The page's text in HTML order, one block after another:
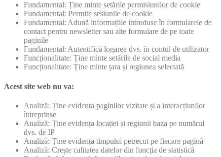
Fundamental: Ține minte setările permisiunilor de cookie
Fundamental: Permite sesiunile de cookie
Fundamental: Adună informațiile introduse în formularele de
contact pentru newsletter sau alte formulare de pe toate
paginile
Fundamental: Autentifică logarea dvs. în contul de utilizator
Funcționalitate: Ține minte setările de social media
Funcționalitate: Ține minte țara și regiunea selectată
Acest site web nu va:
Analiză: Ține evidența paginilor vizitate și a interacțiunilor
întreprinse
Analiză: Ține evidența locației și regiunii baza pe numărul
dvs. de IP
Analiză: Ține evidența timpului petrecut pe fiecare pagină
Analiză: Crește calitatea datelor din funcția de statistică